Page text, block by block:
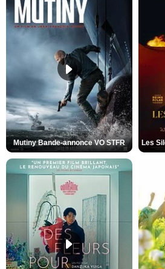
Mutiny Bande-annonce VO STFR